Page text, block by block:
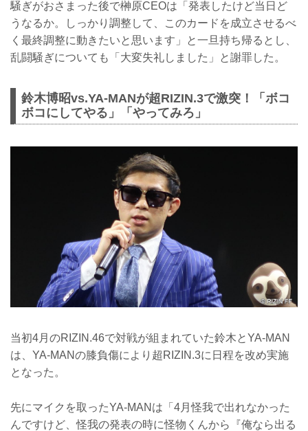
騒ぎがおさまった後で榊原CEOは「発表したけど当日ど
うなるか。しっかり調整して、このカードを成立させるべ
く最終調整に動きたいと思います」と一旦持ち帰るとし、
乱闘騒ぎについても「大変失礼しました」と謝罪した。
鈴木博昭vs.YA-MANが超RIZIN.3で激突！「ボコ
ボコにしてやる」「やってみろ」
当初4月のRIZIN.46で対戦が組まれていた鈴木とYA-MAN
は、YA-MANの膝負傷により超RIZIN.3に日程を改め実施
となった。
先にマイクを取ったYA-MANは「4月怪我で出れなかった
んですけど、怪我の発表の時に怪物くんから『俺なら出る